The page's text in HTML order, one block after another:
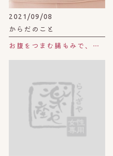
2021/09/08
からだのこと
お腹をつまむ腸もみで、デトックス。